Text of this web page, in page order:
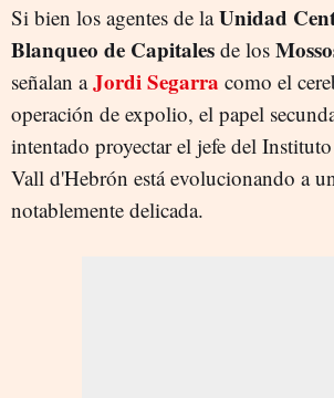
Si bien los agentes de laUnidad
Blanqueo de Capitales de los
señalan aJordi Segarra como el
operación de expolio, el papel
intentado proyectar el jefe del
Vall d'Hebrón está evolucionando a
notablemente delicada.